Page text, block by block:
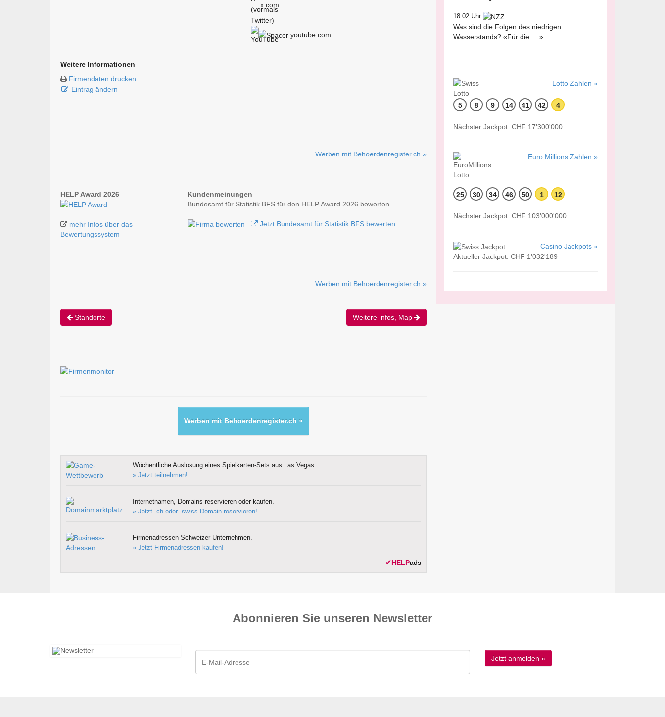
x.com
youtube.com
Weitere Informationen
Firmendaten drucken
Eintrag ändern
Werben mit Behoerdenregister.ch »
HELP Award 2026
mehr Infos über das
Bewertungssystem
Kundenmeinungen
Bundesamt für Statistik BFS für den HELP Award 2026 bewerten
Jetzt Bundesamt für Statistik BFS bewerten
Werben mit Behoerdenregister.ch »
Standorte Weitere Infos, Map
Werben mit Behoerdenregister.ch »
Wöchentliche Auslosung eines Spielkarten-Sets aus Las Vegas.
» Jetzt teilnehmen!
Internetnamen, Domains reservieren oder kaufen.
» Jetzt .ch oder .swiss Domain reservieren!
Firmenadressen Schweizer Unternehmen.
» Jetzt Firmenadressen kaufen!
✔HELPads
18:02 Uhr
Was sind die Folgen des niedrigen
Wasserstands? «Für die ... »
Lotto Zahlen »
5 8 9 14 41 42 4
Nächster Jackpot: CHF 17'300'000
Euro Millions Zahlen »
25 30 34 46 50 1 12
Nächster Jackpot: CHF 103'000'000
Casino Jackpots »
Aktueller Jackpot: CHF 1'032'189
Abonnieren Sie unseren News­letter